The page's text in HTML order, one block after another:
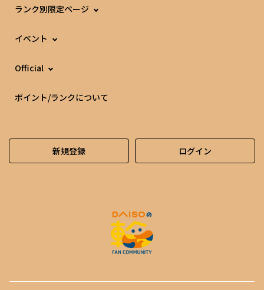
ランク別限定ページ
イベント
Official
ポイント/ランクについて
新規登録 ログイン